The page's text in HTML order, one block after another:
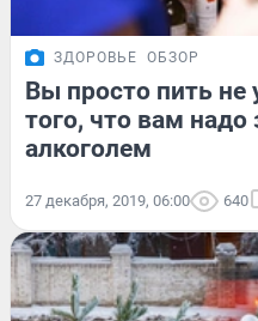
ЗДОРОВЬЕ ОБЗОР
Вы просто пить не
того, что вам надо
алкоголем
27 декабря, 2019, 06:00 640